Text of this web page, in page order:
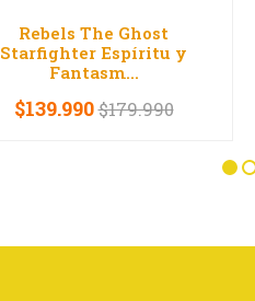
Rebels The Ghost
Starfighter Espíritu y
Fantasm...
+
$139.990$179.990